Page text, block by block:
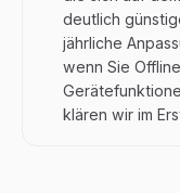
deutlich
jährliche
wenn Sie
klären wir im